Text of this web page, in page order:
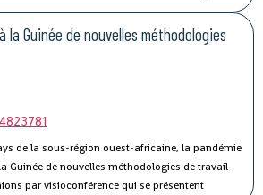
d’Ivoire, la Guinée, le Libéria et la Sierra Leone,
au Covid-19.
la Guinée de nouvelles méthodologies
de la sous-région ouest-africaine, la pandémie
Guinée de nouvelles méthodologies de travail
par visioconférence qui se présentent